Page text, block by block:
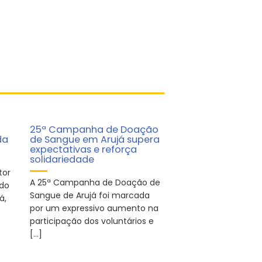
25ª Campanha de Doação
de Sangue em Arujá supera
expectativas e reforça
solidariedade
A 25ª Campanha de Doação de
Sangue de Arujá foi marcada
por um expressivo aumento na
participação dos voluntários e
[…]